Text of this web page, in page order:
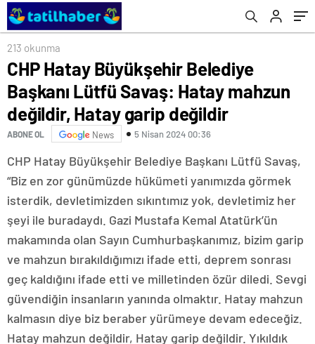
garip değildir
213 okunma
CHP Hatay Büyükşehir Belediye
Başkanı Lütfü Savaş: Hatay mahzun
değildir, Hatay garip değildir
ABONE OL News 5 Nisan 2024 00:36
CHP Hatay Büyükşehir Belediye Başkanı Lütfü Savaş,
“Biz en zor günümüzde hükümeti yanımızda görmek
isterdik, devletimizden sıkıntımız yok, devletimiz her
şeyi ile buradaydı. Gazi Mustafa Kemal Atatürk’ün
makamında olan Sayın Cumhurbaşkanımız, bizim garip
ve mahzun bırakıldığımızı ifade etti, deprem sonrası
geç kaldığını ifade etti ve milletinden özür diledi. Sevgi
güvendiğin insanların yanında olmaktır. Hatay mahzun
kalmasın diye biz beraber yürümeye devam edeceğiz.
Hatay mahzun değildir, Hatay garip değildir. Yıkıldık